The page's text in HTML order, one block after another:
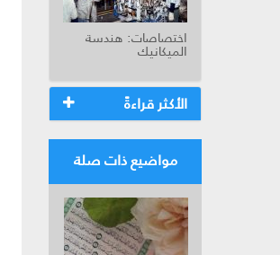
اختصاصات: هندسة
الميكانيك
الأكثر قراءةً
مواضيع ذات صلة